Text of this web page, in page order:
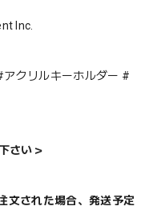
Inc.
クリルキーホルダー #
さい＞
文された場合、発送予定